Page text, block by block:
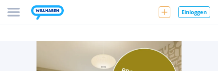
Einloggen